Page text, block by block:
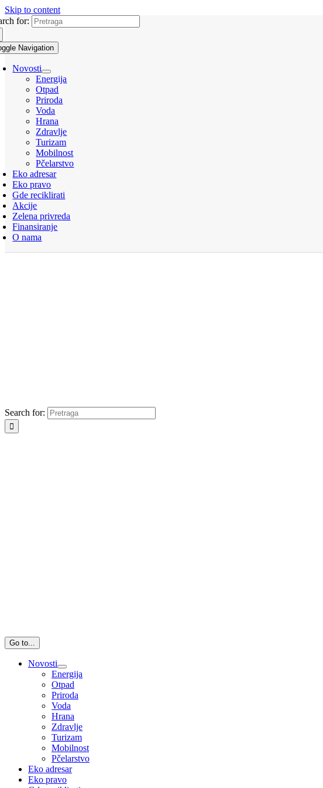
Skip to content
for:
Navigation
Novosti
Energija
Otpad
Priroda
Voda
Hrana
Zdravlje
Turizam
Mobilnost
Pčelarstvo
Eko adresar
Eko pravo
Gde reciklirati
Akcije
Zelena privreda
Finansiranje
O nama
Search for:
Go to...
Novosti
Energija
Otpad
Priroda
Voda
Hrana
Zdravlje
Turizam
Mobilnost
Pčelarstvo
Eko adresar
Eko pravo